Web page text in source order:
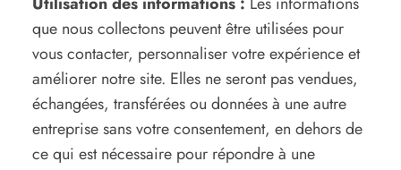
que nous collectons peuvent être utilisées pour
vous contacter, personnaliser votre expérience et
améliorer notre site. Elles ne seront pas vendues,
échangées, transférées ou données à une autre
entreprise sans votre consentement, en dehors de
ce qui est nécessaire pour répondre à une